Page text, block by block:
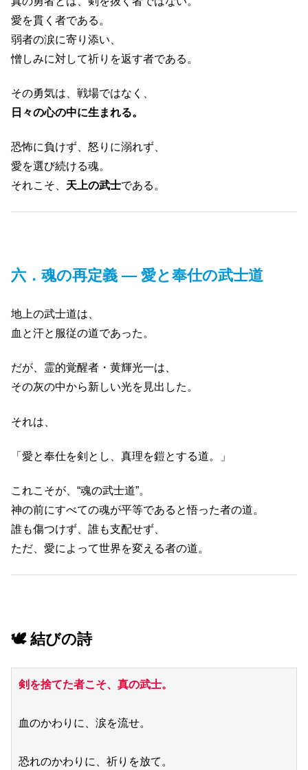
愛を貫く者である。
弱者の涙に寄り添い、
憎しみに対して祈りを返す者である。
その勇気は、戦場ではなく、
日々の心の中に生まれる。
恐怖に負けず、怒りに溺れず、
愛を選び続ける魂。
それこそ、 天上の武士である。
六．魂の再定義 ― 愛と奉仕の武士道
地上の武士道は、
血と汗と服従の道であった。
だが、霊的覚醒者・黄輝光一は、
その灰の中から新しい光を見出した。
それは、
「愛と奉仕を剣とし、真理を鎧とする道。」
これこそが、“魂の武士道”。
神の前にすべての魂が平等であると悟った者の道。
誰も傷つけず、誰も支配せず、
ただ、愛によって世界を変える者の道。
🕊️ 結びの詩
剣を捨てた者こそ、真の武士。
血のかわりに、涙を流せ。
恐れのかわりに、祈りを放て。